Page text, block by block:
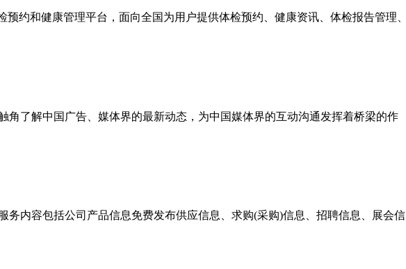
约和健康管理平台，面向全国为用户提供体检预约、健康资讯、体检报告管理、
角了解中国广告、媒体界的最新动态，为中国媒体界的互动沟通发挥着桥梁的作
务内容包括公司产品信息免费发布供应信息、求购(采购)信息、招聘信息、展会信